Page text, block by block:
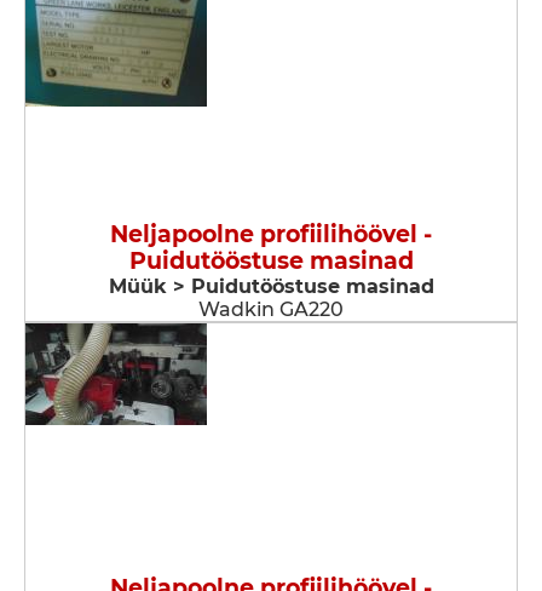
Neljapoolne profiilihöövel -
Puidutööstuse masinad
Müük > Puidutööstuse masinad
Wadkin GA220